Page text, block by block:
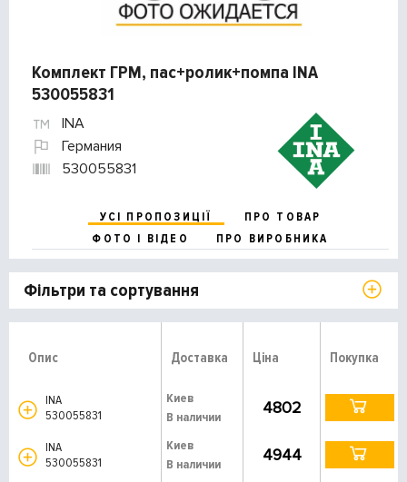
Комплект ГРМ, пас+ролик+помпа INA
530055831
INA
Германия
530055831
УСІ ПРОПОЗИЦІЇ
ПРО ТОВАР
ФОТО І ВІДЕО
ПРО ВИРОБНИКА
Фільтри та сортування
Опис Доставка Ціна Покупка
INA
530055831
Киев
В наличии
4802
INA
530055831
Киев
В наличии
4944